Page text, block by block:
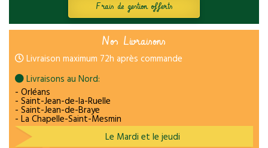
Frais de gestion offerts
Nos Livraisons
Livraison maximum 72h après commande
Livraisons au Nord:
- Orléans
- Saint-Jean-de-la-Ruelle
- Saint-Jean-de-Braye
- La Chapelle-Saint-Mesmin
Le Mardi et le jeudi